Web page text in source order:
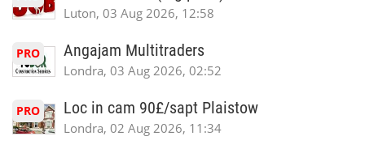
Luton, 03 Aug 2026, 12:58
PRO Angajam Multitraders
Londra, 03 Aug 2026, 02:52
PRO Loc in cam 90£/sapt Plaistow
Londra, 02 Aug 2026, 11:34